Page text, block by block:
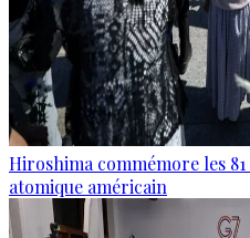
Hiroshima commémore les
atomique américain